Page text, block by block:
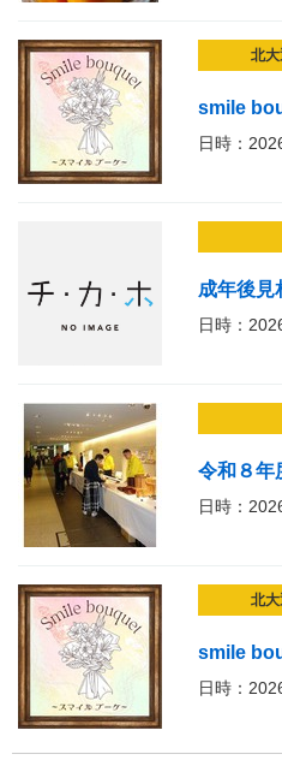
北大
smile
日時：
成年後見
日時：
令和８年
日時：
北大
smile
日時：